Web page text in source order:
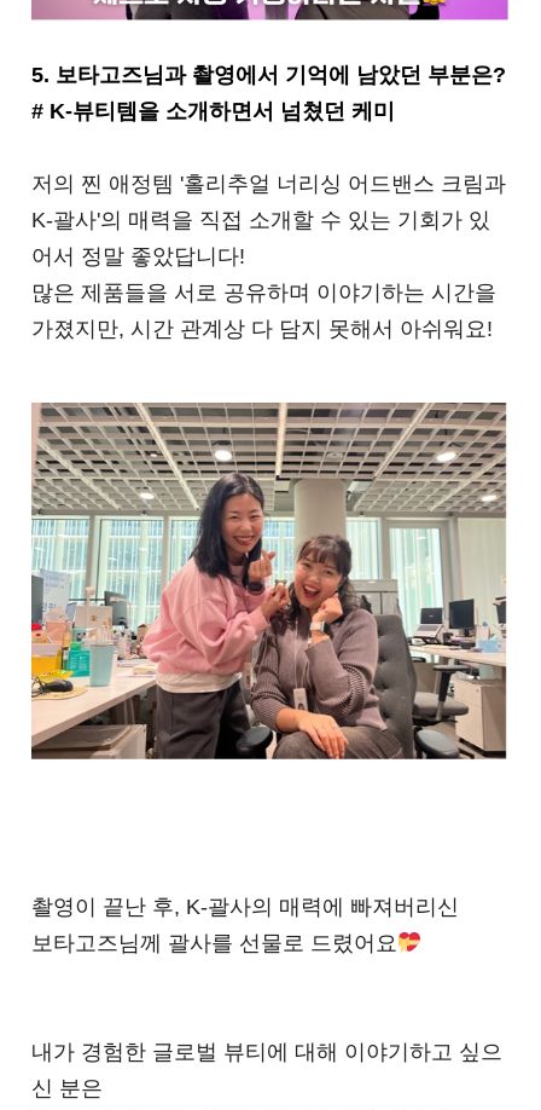
5. 보타고즈님과 촬영에서 기억에 남았던 부분은?
# K-뷰티템을 소개하면서 넘쳤던 케미
저의 찐 애정템 '홀리추얼 너리싱 어드밴스 크림과
K-괄사'의 매력을 직접 소개할 수 있는 기회가 있
어서 정말 좋았답니 다!
많은 제품들을 서로 공유하며 이야기하는 시간을
가졌지만, 시간 관계상 다 담지 못해서 아쉬워요!
촬영이 끝난 후, K-괄사의 매력에 빠져버리신
보타고즈님께 괄사를 선물로 드렸어요
내가 경험한 글로벌 뷰티에 대해 이야기하고 싶으
신 분은